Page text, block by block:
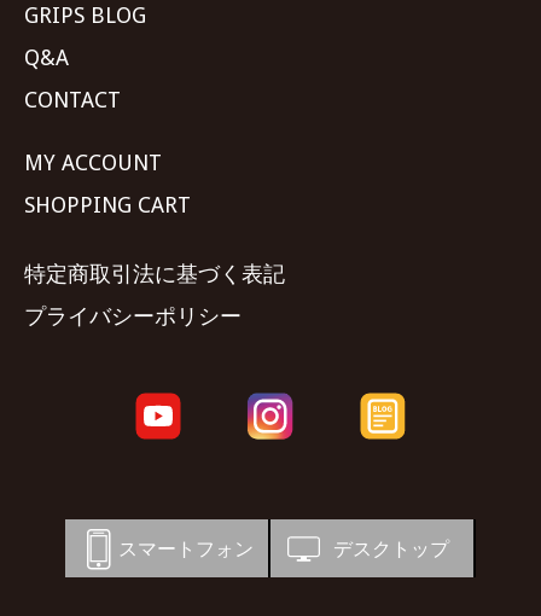
GRIPS BLOG
Q&A
CONTACT
MY ACCOUNT
SHOPPING CART
特定商取引法に基づく表記
プライバシーポリシー
スマートフォン デスクトップ